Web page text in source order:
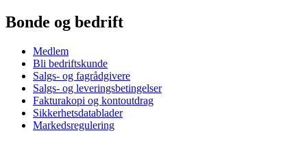
Bonde og bedrift
Medlem
Bli bedriftskunde
Salgs- og fagrådgivere
Salgs- og leveringsbetingelser
Fakturakopi og kontoutdrag
Sikkerhetsdatablader
Markedsregulering